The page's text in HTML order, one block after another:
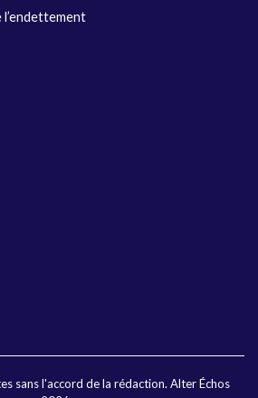
l’endettement
sans l'accord de la rédaction. Alter Échos